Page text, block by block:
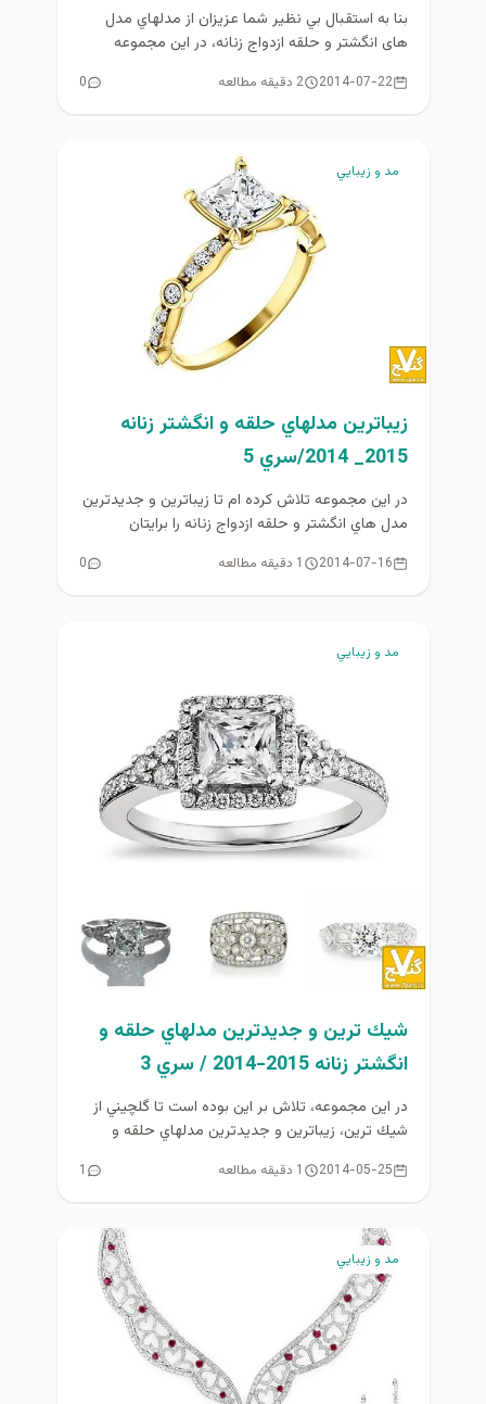
بنا به استقبال بي نظير شما عزيزان از مدلهاي مدل
های انگشتر و حلقه ازدواج زنانه، در اين مجموعه
2014-07-22 2 دقیقه مطالعه 0
مد و زيبايي
زيباترين مدلهاي حلقه و انگشتر زنانه
2015_ 2014/سري 5
در اين مجموعه تلاش كرده ام تا زيباترين و جديدترين
مدل هاي انگشتر و حلقه ازدواج زنانه را برايتان
2014-07-16 1 دقیقه مطالعه 0
مد و زيبايي
شيك ترين و جديدترين مدلهاي حلقه و
انگشتر زنانه 2015-2014 / سري 3
در اين مجموعه، تلاش بر اين بوده است تا گلچيني از
شيك ترين، زيباترين و جديدترين مدلهاي حلقه و
2014-05-25 1 دقیقه مطالعه 1
مد و زيبايي